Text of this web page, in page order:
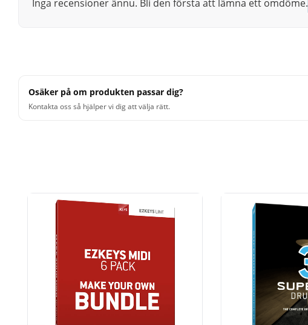
Inga recensioner ännu. Bli den första att lämna ett omdöme.
Osäker på om produkten passar dig?
Kontakta oss så hjälper vi dig att välja rätt.